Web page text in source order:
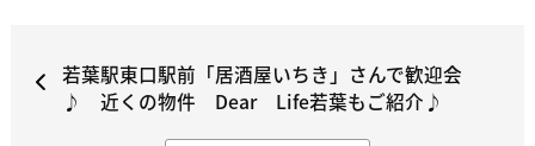
若葉駅東口駅前「居酒屋いちき」さんで歓迎会
♪ 近くの物件 Dear Life若葉もご紹介♪